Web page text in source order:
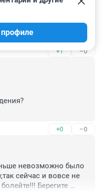
+1 –0
профиле
публикуют
бабла сэкономила
+0 –0
невозможно было
сейчас и вовсе не
Берегите